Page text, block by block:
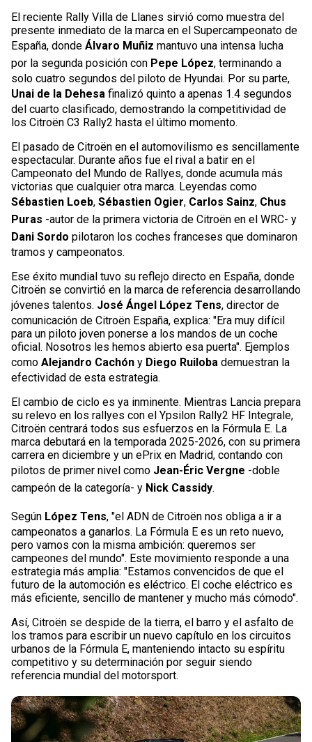
El reciente Rally Villa de Llanes sirvió como muestra del
presente inmediato de la marca en el Supercampeonato de
España, donde Álvaro Muñiz mantuvo una intensa lucha
por la segunda posición con Pepe López, terminando a
solo cuatro segundos del piloto de Hyundai. Por su parte,
Unai de la Dehesa finalizó quinto a apenas 1.4 segundos
del cuarto clasificado, demostrando la competitividad de
los Citroën C3 Rally2 hasta el último momento.
El pasado de Citroën en el automovilismo es sencillamente
espectacular. Durante años fue el rival a batir en el
Campeonato del Mundo de Rallyes, donde acumula más
victorias que cualquier otra marca. Leyendas como
Sébastien Loeb, Sébastien Ogier, Carlos Sainz, Chus
Puras -autor de la primera victoria de Citroën en el WRC- y
Dani Sordo pilotaron los coches franceses que dominaron
tramos y campeonatos.
Ese éxito mundial tuvo su reflejo directo en España, donde
Citroën se convirtió en la marca de referencia desarrollando
jóvenes talentos. José Ángel López Tens, director de
comunicación de Citroën España, explica: "Era muy difícil
para un piloto joven ponerse a los mandos de un coche
oficial. Nosotros les hemos abierto esa puerta". Ejemplos
como Alejandro Cachón y Diego Ruiloba demuestran la
efectividad de esta estrategia.
El cambio de ciclo es ya inminente. Mientras Lancia prepara
su relevo en los rallyes con el Ypsilon Rally2 HF Integrale,
Citroën centrará todos sus esfuerzos en la Fórmula E. La
marca debutará en la temporada 2025-2026, con su primera
carrera en diciembre y un ePrix en Madrid, contando con
pilotos de primer nivel como Jean-Éric Vergne -doble
campeón de la categoría- y Nick Cassidy.
Según López Tens, "el ADN de Citroën nos obliga a ir a
campeonatos a ganarlos. La Fórmula E es un reto nuevo,
pero vamos con la misma ambición: queremos ser
campeones del mundo". Este movimiento responde a una
estrategia más amplia: "Estamos convencidos de que el
futuro de la automoción es eléctrico. El coche eléctrico es
más eficiente, sencillo de mantener y mucho más cómodo".
Así, Citroën se despide de la tierra, el barro y el asfalto de
los tramos para escribir un nuevo capítulo en los circuitos
urbanos de la Fórmula E, manteniendo intacto su espíritu
competitivo y su determinación por seguir siendo
referencia mundial del motorsport.